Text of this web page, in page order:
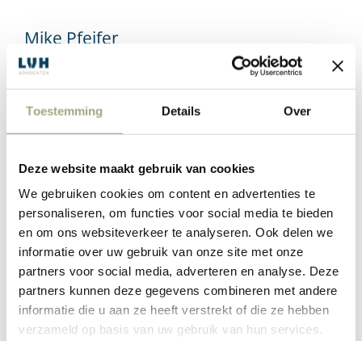
Toestemming Details Over
Deze website maakt gebruik van cookies
We gebruiken cookies om content en advertenties te
personaliseren, om functies voor social media te bieden
en om ons websiteverkeer te analyseren. Ook delen we
informatie over uw gebruik van onze site met onze
partners voor social media, adverteren en analyse. Deze
partners kunnen deze gegevens combineren met andere
informatie die u aan ze heeft verstrekt of die ze hebben
verzameld op basis van uw gebruik van hun services.
Mike Pfeifer
Advocaat +31 (0)10 209 27 77 +31 (0)6 48 17 36 63